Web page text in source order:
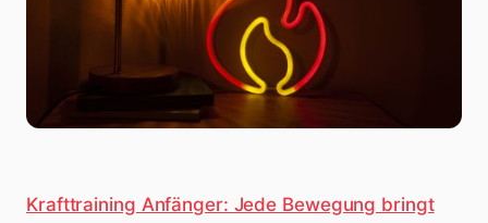
Krafttraining Anfänger: Jede Bewegung bringt